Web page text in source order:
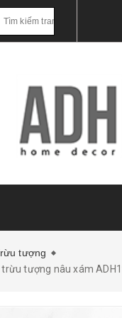
tượng
tượng nâu xám